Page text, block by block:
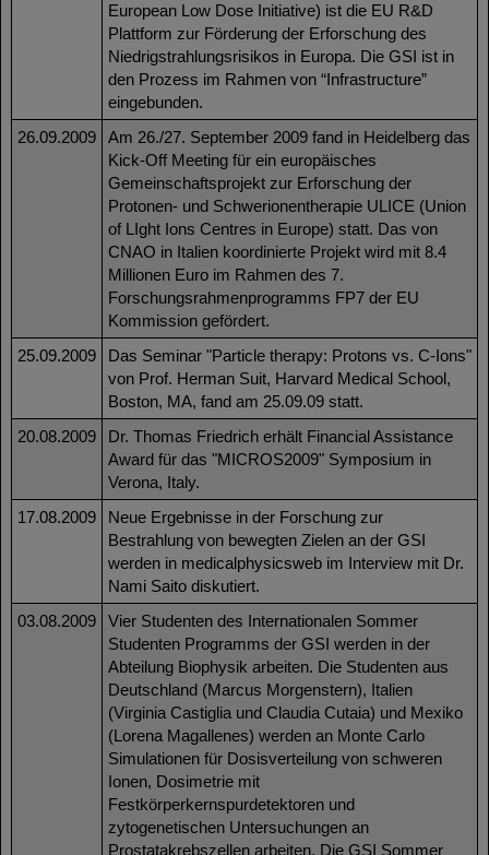
European Low Dose Initiative) ist die EU R&D
Plattform zur Förderung der Erforschung des
Niedrigstrahlungsrisikos in Europa. Die GSI ist in
den Prozess im Rahmen von “Infrastructure”
eingebunden.
26.09.2009
Am 26./27. September 2009 fand in Heidelberg das
Kick-Off Meeting für ein europäisches
Gemeinschaftsprojekt zur Erforschung der
Protonen- und Schwerionentherapie ULICE (Union
of LIght Ions Centres in Europe) statt. Das von
CNAO in Italien koordinierte Projekt wird mit 8.4
Millionen Euro im Rahmen des 7.
Forschungsrahmenprogramms FP7 der EU
Kommission gefördert.
25.09.2009
Das Seminar "Particle therapy: Protons vs. C-Ions"
von Prof. Herman Suit, Harvard Medical School,
Boston, MA, fand am 25.09.09 statt.
20.08.2009
Dr. Thomas Friedrich erhält Financial Assistance
Award für das "MICROS2009" Symposium in
Verona, Italy.
17.08.2009
Neue Ergebnisse in der Forschung zur
Bestrahlung von bewegten Zielen an der GSI
werden in medicalphysicsweb im Interview mit Dr.
Nami Saito diskutiert.
03.08.2009
Vier Studenten des Internationalen Sommer
Studenten Programms der GSI werden in der
Abteilung Biophysik arbeiten. Die Studenten aus
Deutschland (Marcus Morgenstern), Italien
(Virginia Castiglia und Claudia Cutaia) und Mexiko
(Lorena Magallenes) werden an Monte Carlo
Simulationen für Dosisverteilung von schweren
Ionen, Dosimetrie mit
Festkörperkernspurdetektoren und
zytogenetischen Untersuchungen an
Prostatakrebszellen arbeiten. Die GSI Sommer